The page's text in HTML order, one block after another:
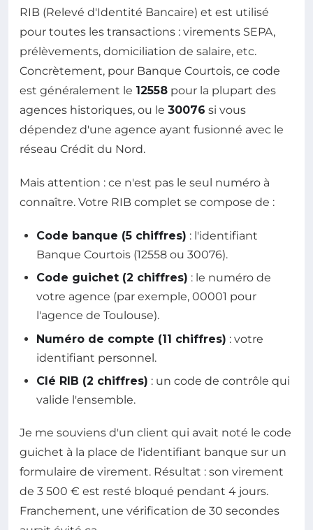
RIB (Relevé d'Identité Bancaire) et est utilisé
pour toutes les transactions : virements SEPA,
prélèvements, domiciliation de salaire, etc.
Concrètement, pour Banque Courtois, ce code
est généralement le 12558 pour la plupart des
agences historiques, ou le 30076 si vous
dépendez d'une agence ayant fusionné avec le
réseau Crédit du Nord.
Mais attention : ce n'est pas le seul numéro à
connaître. Votre RIB complet se compose de :
Code banque (5 chiffres) : l'identifiant
Banque Courtois (12558 ou 30076).
Code guichet (2 chiffres) : le numéro de
votre agence (par exemple, 00001 pour
l'agence de Toulouse).
Numéro de compte (11 chiffres) : votre
identifiant personnel.
Clé RIB (2 chiffres) : un code de contrôle qui
valide l'ensemble.
Je me souviens d'un client qui avait noté le code
guichet à la place de l'identifiant banque sur un
formulaire de virement. Résultat : son virement
de 3 500 € est resté bloqué pendant 4 jours.
Franchement, une vérification de 30 secondes